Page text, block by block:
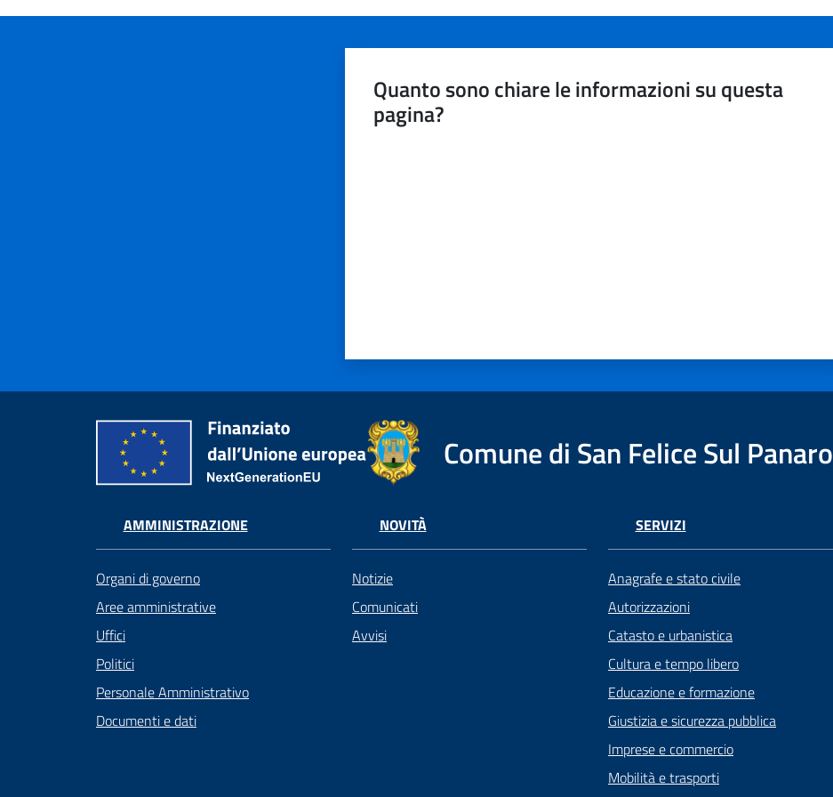
Quanto sono chiare le informazioni su questa
pagina?
Comune di San Felice Sul Panaro
AMMINISTRAZIONE
Organi di governo
Aree amministrative
Uffici
Politici
Personale Amministrativo
Documenti e dati
NOVITÀ
Notizie
Comunicati
Avvisi
SERVIZI
Anagrafe e stato civile
Autorizzazioni
Catasto e urbanistica
Cultura e tempo libero
Educazione e formazione
Giustizia e sicurezza pubblica
Imprese e commercio
Mobilità e trasporti